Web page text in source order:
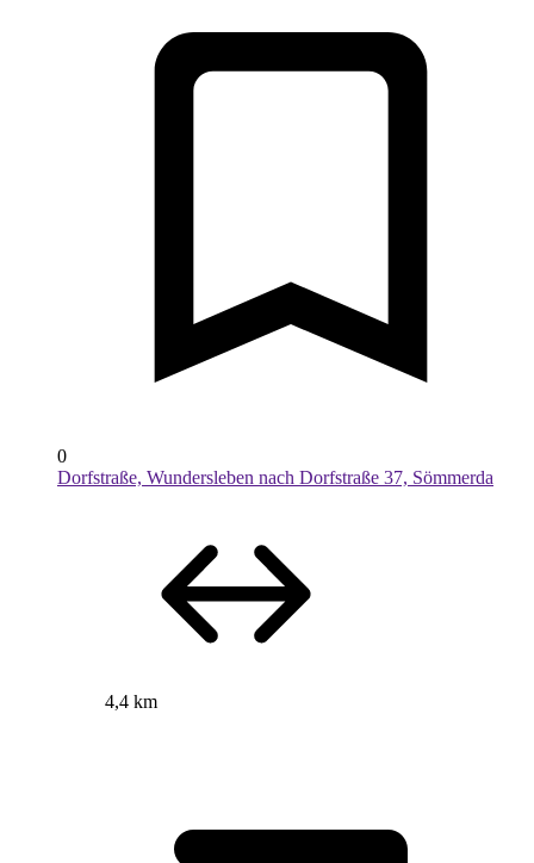
0
Dorfstraße, Wundersleben nach Dorfstraße 37, Sömmerda
4,4 km